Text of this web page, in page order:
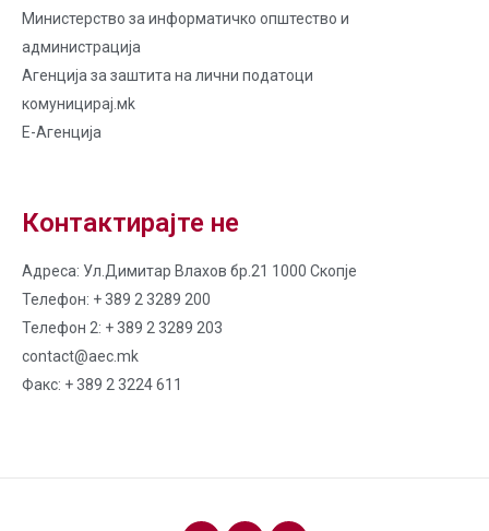
Министерство за информатичко општество и
администрација
Агенција за заштита на лични податоци
комуницирај.мk
Е-Агенција
Контактирајте не
Адреса: Ул.Димитар Влахов бр.21 1000 Скопје
Телефон: + 389 2 3289 200
Телефон 2: + 389 2 3289 203
contact@aec.mk
Факс: + 389 2 3224 611